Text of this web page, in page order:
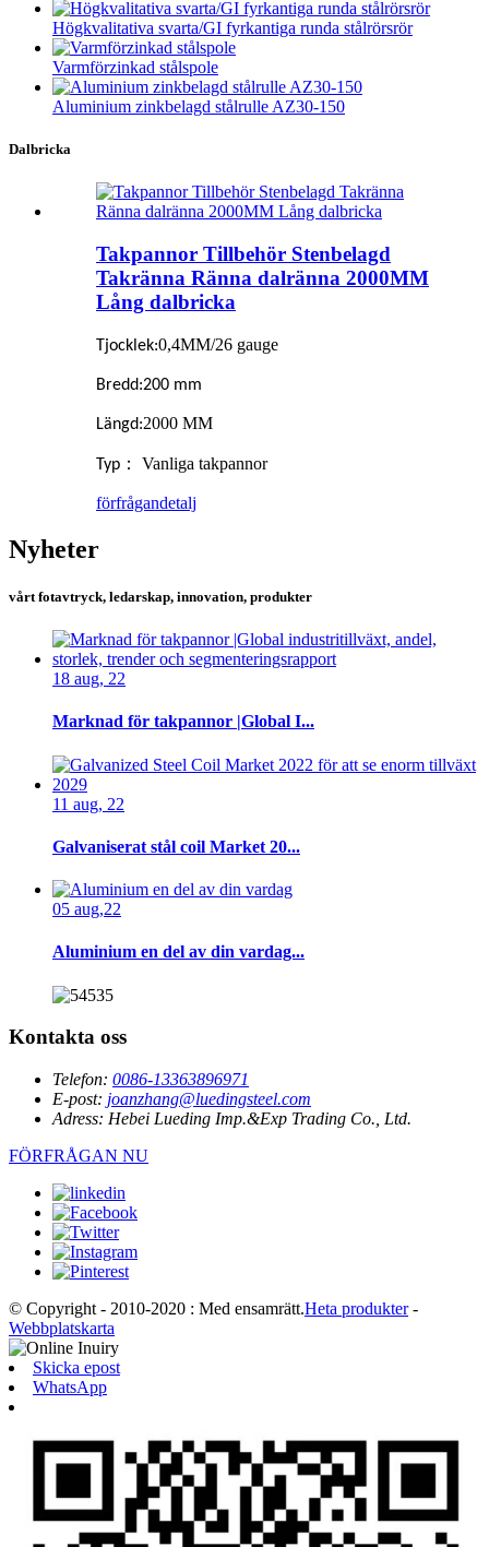
Högkvalitativa svarta/GI fyrkantiga runda stålrörsrör
Varmförzinkad stålspole
Aluminium zinkbelagd stålrulle AZ30-150
Dalbricka
Takpannor Tillbehör Stenbelagd
Takränna Ränna dalränna 2000MM
Lång dalbricka
Tjocklek:0,4MM/26 gauge
Bredd:200 mm
Längd:2000 MM
Typ ： Vanliga takpannor
förfrågandetalj
Nyheter
vårt fotavtryck, ledarskap, innovation, produkter
18 aug, 22
Marknad för takpannor |Global I...
11 aug, 22
Galvaniserat stål coil Market 20...
05 aug,22
Aluminium en del av din vardag...
Kontakta oss
Telefon: 0086-13363896971
E-post: joanzhang@luedingsteel.com
Adress: Hebei Lueding Imp.&Exp Trading Co., Ltd.
FÖRFRÅGAN NU
© Copyright - 2010-2020 : Med ensamrätt.Heta produkter-
Webbplatskarta
Skicka epost
WhatsApp